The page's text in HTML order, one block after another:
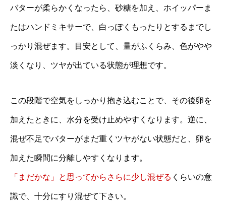
バターが柔らかくなったら、砂糖を加え、ホイッパーま
たはハンドミキサーで、白っぽくもったりとするまでし
っかり混ぜます。目安として、量がふくらみ、色がやや
淡くなり、ツヤが出ている状態が理想です。
この段階で空気をしっかり抱き込むことで、その後卵を
加えたときに、水分を受け止めやすくなります。逆に、
混ぜ不足でバターがまだ重くツヤがない状態だと、卵を
加えた瞬間に分離しやすくなります。
「まだかな」と思ってからさらに少し混ぜる くらいの意
識で、十分にすり混ぜて下さい。